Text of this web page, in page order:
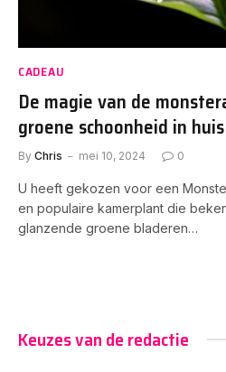
CADEAU
De magie van de
groene schoonheid in huis
By Chris mei 10, 2024 0
U heeft gekozen voor een
en populaire kamerplant die
glanzende groene bladeren…
Keuzes van de redactie